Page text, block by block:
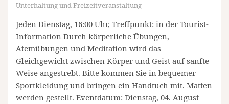
Unterhaltung und Freizeitveranstaltung
Jeden Dienstag, 16:00 Uhr, Treffpunkt: in der Tourist-
Information Durch körperliche Übungen,
Atemübungen und Meditation wird das
Gleichgewicht zwischen Körper und Geist auf sanfte
Weise angestrebt. Bitte kommen Sie in bequemer
Sportkleidung und bringen ein Handtuch mit. Matten
werden gestellt. Eventdatum: Dienstag, 04. August